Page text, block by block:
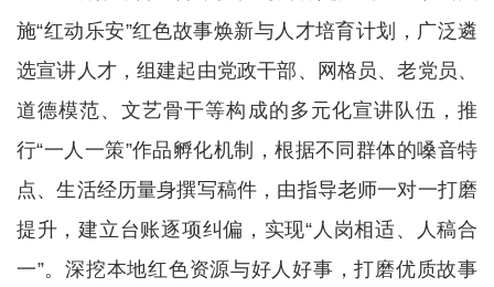
施“红动乐安”红色故事焕新与人才培育计划，广泛遴
选宣讲人才，组建起由党政干部、网格员、老党员、
道德模范、文艺骨干等构成的多元化宣讲队伍，推
行“一人一策”作品孵化机制，根据不同群体的嗓音特
点、生活经历量身撰写稿件，由指导老师一对一打磨
提升，建立台账逐项纠偏，实现“人岗相适、人稿合
一”。深挖本地红色资源与好人好事，打磨优质故事